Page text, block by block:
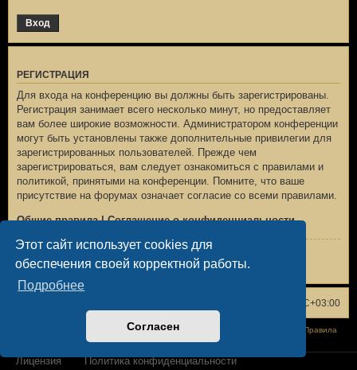
Этот сайт использует cookies для
обеспечения своей корректной работы.
Подробнее
Согласен
РЕГИСТРАЦИЯ
Для входа на конференцию вы должны быть зарегистрированы.
Регистрация занимает всего несколько минут, но предоставляет
вам более широкие возможности. Администратором конференции
могут быть установлены также дополнительные привилегии для
зарегистрированных пользователей. Прежде чем
зарегистрироваться, вам следует ознакомиться с правилами и
политикой, принятыми на конференции. Помните, что ваше
присутствие на форумах означает согласие со всеми правилами.
Общие правила|Соглашение о конфиденциальности
Регистрация
UTC+03:00
Правила
Лицензия Политика конфиденциальности